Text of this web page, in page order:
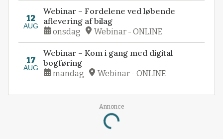
12
AUG
Webinar – Fordelene ved løbende
aflevering af bilag
onsdag Webinar - ONLINE
17
AUG
Webinar – Kom i gang med digital
bogføring
mandag Webinar - ONLINE
Annonce
Loading...